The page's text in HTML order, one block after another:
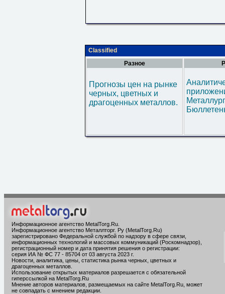
Classified
Разное
Прогнозы цен на рынке
черных, цветных и
драгоценных металлов.
Информационное агентство MetalTorg.Ru
Информационное агентство Металлторг. Ру (MetalTorg.Ru)
зарегистрировано Федеральной службой по надзору в сфере связи,
информационных технологий и массовых коммуникаций (Роскомнадзор),
регистрационный номер и дата принятия решения о регистрации:
серия ИА № ФС 77 - 85704 от 03 августа 2023 г.
Новости, аналитика, цены, статистика рынка черных, цветных и
драгоценных металлов.
Использование открытых материалов разрешается с обязательной
гиперссылкой на MetalTorg.Ru
Мнение авторов материалов, размещаемых на сайте MetalTorg.Ru, может
не совпадать с мнением редакции.